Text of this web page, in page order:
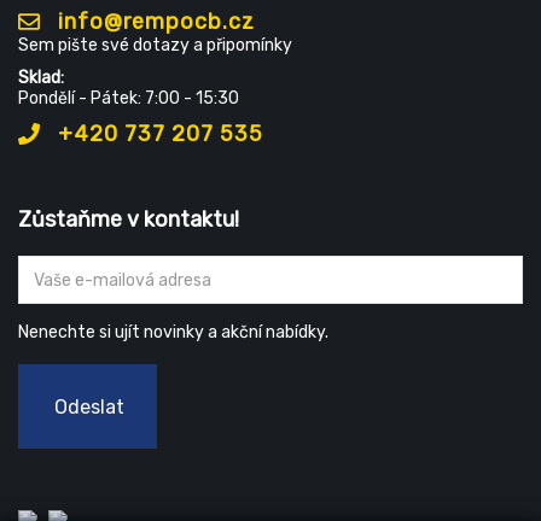
info@rempocb.cz
Sem pište své dotazy a připomínky
Sklad:
Pondělí - Pátek: 7:00 - 15:30
+420 737 207 535
Zůstaňme v kontaktu!
Nenechte si ujít novinky a akční nabídky.
Odeslat